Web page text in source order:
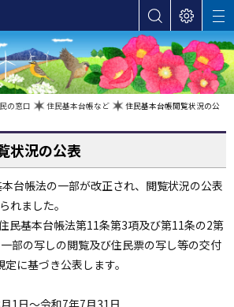
表
設
定
サ
イ
ト
内
検
索
M
E
N
U
の窓口 住民基本台帳など 住民基本台帳閲覧状況の公
状況の公表
台帳法の一部が改正され、閲覧状況の公表
れました。
民基本台帳法第11条第3項及び第11条の2第
部の写しの閲覧及び住民票の写し等の交付
に基づき公表します。
1日〜令和7年7月31 日